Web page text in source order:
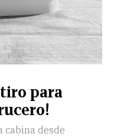
para
cabina desde